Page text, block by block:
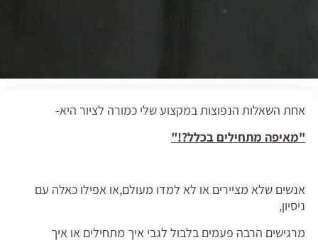
אחת השאלות הנפוצות במקצוע שלי כמורה לציור היא-
"מאיפה מתחילים בכלל?!"
אנשים שלא מציירים או לא למדו מעולם,או אפילו כאלה עם
ניסיון,
מרגישים הרבה פעמים בלבול לגבי איך מתחילים או איך